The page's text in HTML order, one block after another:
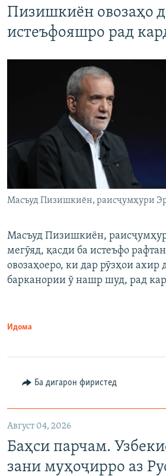
Пизишкиён овозаҳо
истеъфояшро рад
Масъуд Пизишкиён, раисҷумҳури
Масъуд Пизишкиён,
мегӯяд, қасди ба истеъфо
овозаҳоеро, ки дар рӯзҳои ахир
барканории ӯ нашр шуд, рад
Идома
Ба дигарон фиристед
Август 04, 2026
Баҳси парчам.
зани муҳоҷирро аз